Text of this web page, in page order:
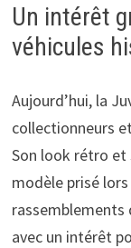
Un intérêt
véhicules
Aujourd’hui, la
collectionneurs
Son look rétro
modèle prisé
rassemblements
avec un intérêt